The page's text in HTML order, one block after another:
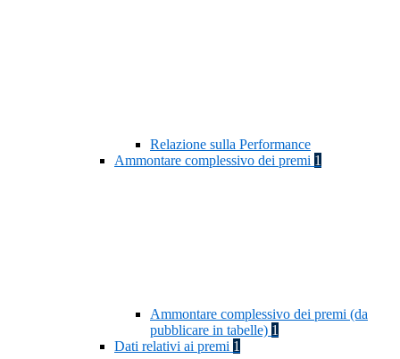
Relazione sulla Performance
Ammontare complessivo dei premi 1
Ammontare complessivo dei premi (da
pubblicare in tabelle) 1
Dati relativi ai premi 1